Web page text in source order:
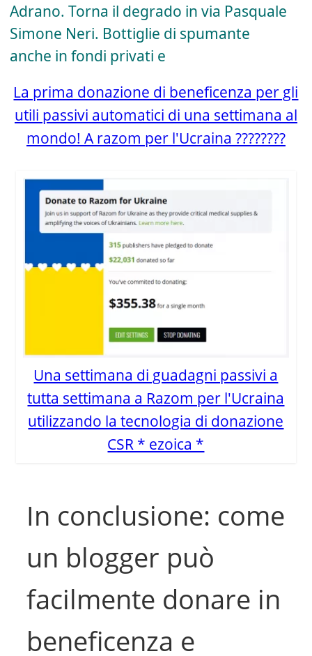
a
y
V
i
e
o
Adrano. Torna il degrado in via Pasquale
Simone Neri. Bottiglie di spumante
anche in fondi privati e
La prima donazione di beneficenza per gli
utili passivi automatici di una settimana al
mondo! A razom per l'Ucraina ????????
Una settimana di guadagni passivi a
tutta settimana a Razom per l'Ucraina
utilizzando la tecnologia di donazione
CSR * ezoica *
In conclusione: come
un blogger può
facilmente donare in
beneficenza e